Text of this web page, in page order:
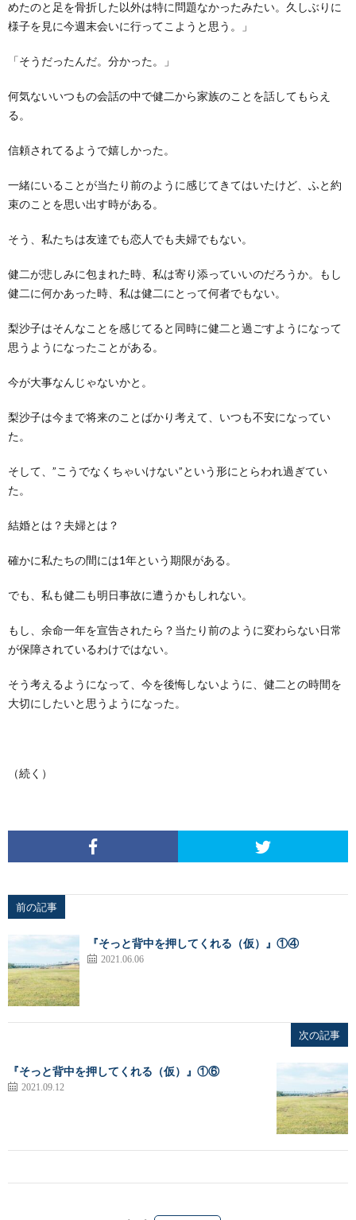
めたのと足を骨折した以外は特に問題なかったみたい。久しぶりに
様子を見に今週末会いに行ってこようと思う。」
「そうだったんだ。分かった。」
何気ないいつもの会話の中で健二から家族のことを話してもらえ
る。
信頼されてるようで嬉しかった。
一緒にいることが当たり前のように感じてきてはいたけど、ふと約
束のことを思い出す時がある。
そう、私たちは友達でも恋人でも夫婦でもない。
健二が悲しみに包まれた時、私は寄り添っていいのだろうか。もし
健二に何かあった時、私は健二にとって何者でもない。
梨沙子はそんなことを感じてると同時に健二と過ごすようになって
思うようになったことがある。
今が大事なんじゃないかと。
梨沙子は今まで将来のことばかり考えて、いつも不安になってい
た。
そして、”こうでなくちゃいけない”という形にとらわれ過ぎてい
た。
結婚とは？夫婦とは？
確かに私たちの間には1年という期限がある。
でも、私も健二も明日事故に遭うかもしれない。
もし、余命一年を宣告されたら？当たり前のように変わらない日常
が保障されているわけではない。
そう考えるようになって、今を後悔しないように、健二との時間を
大切にしたいと思うようになった。
（続く）
前の記事
『そっと背中を押してくれる（仮）』①④
2021.06.06
次の記事
『そっと背中を押してくれる（仮）』①⑥
2021.09.12